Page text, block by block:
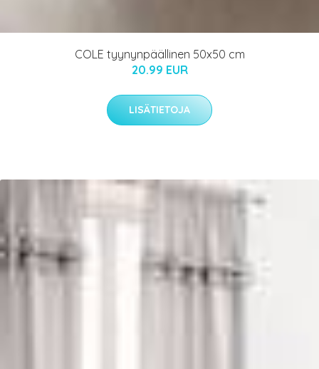
COLE tyynynpäällinen 50x50 cm
20.99 EUR
LISÄTIETOJA